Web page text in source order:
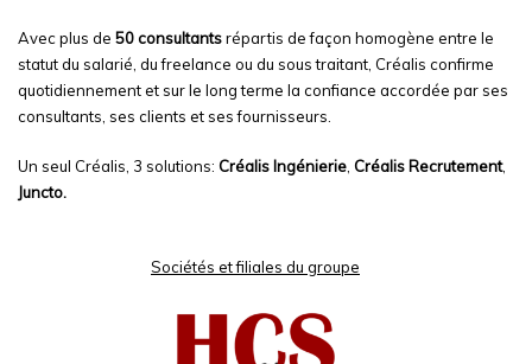
Avec plus de 50 consultantsrépartis de façon homogène entre le
statut du salarié, du freelance ou du sous traitant, Créalis confirme
quotidiennement et sur le long terme la confiance accordée par ses
consultants, ses clients et ses fournisseurs.
Un seul Créalis, 3 solutions: Créalis Ingénierie Créalis Recrutement,
Juncto.
Sociétés et filiales du groupe